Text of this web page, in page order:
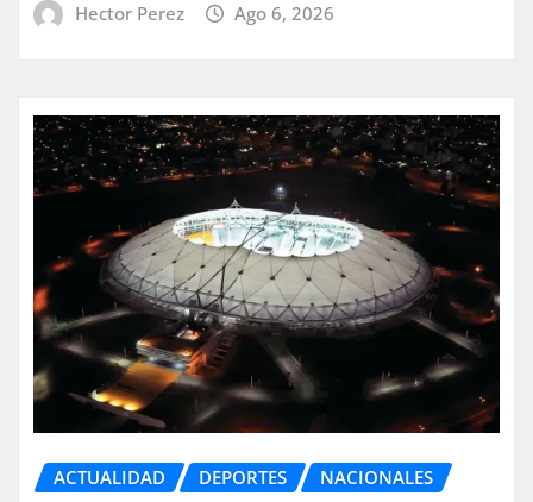
Hector Perez Ago 6, 2026
ACTUALIDAD DEPORTES NACIONALES